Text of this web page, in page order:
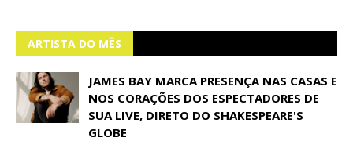
ARTISTA DO MÊS
JAMES BAY MARCA PRESENÇA NAS CASAS E
NOS CORAÇÕES DOS ESPECTADORES DE
SUA LIVE, DIRETO DO SHAKESPEARE'S
GLOBE